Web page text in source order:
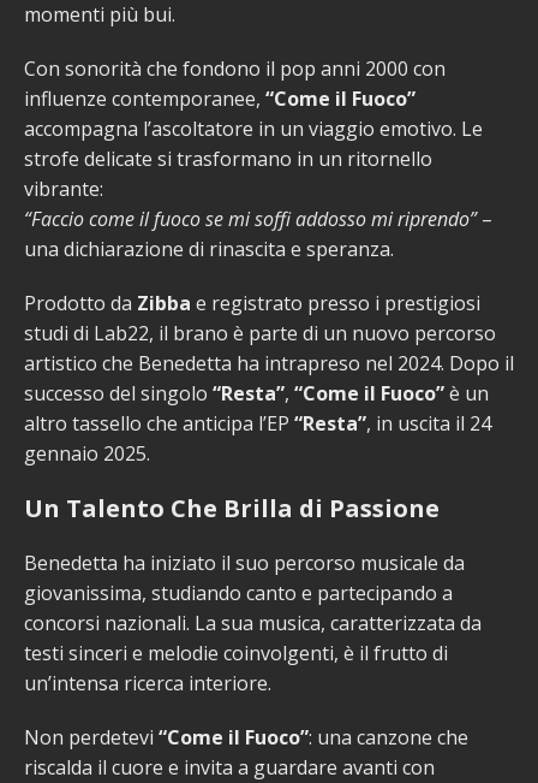
momenti più bui.
Con sonorità che fondono il pop anni 2000 con
influenze contemporanee, “Come il Fuoco”
accompagna l’ascoltatore in un viaggio emotivo. Le
strofe delicate si trasformano in un ritornello
vibrante:
“Faccio come il fuoco se mi soffi addosso mi riprendo”–
una dichiarazione di rinascita e speranza.
Prodotto da Zibba e registrato presso i prestigiosi
studi di Lab22, il brano è parte di un nuovo percorso
artistico che Benedetta ha intrapreso nel 2024. Dopo il
successo del singolo “Resta”, “Come il Fuoco”è un
altro tassello che anticipa l’EP “Resta”, in uscita il 24
gennaio 2025.
Un Talento Che Brilla di Passione
Benedetta ha iniziato il suo percorso musicale da
giovanissima, studiando canto e partecipando a
concorsi nazionali. La sua musica, caratterizzata da
testi sinceri e melodie coinvolgenti, è il frutto di
un’intensa ricerca interiore.
Non perdetevi “Come il Fuoco”: una canzone che
riscalda il cuore e invita a guardare avanti con